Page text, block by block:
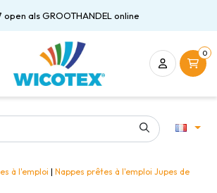
open als GROOTHANDEL online
0
à l'emploi | Nappes prêtes à l'emploi Jupes de